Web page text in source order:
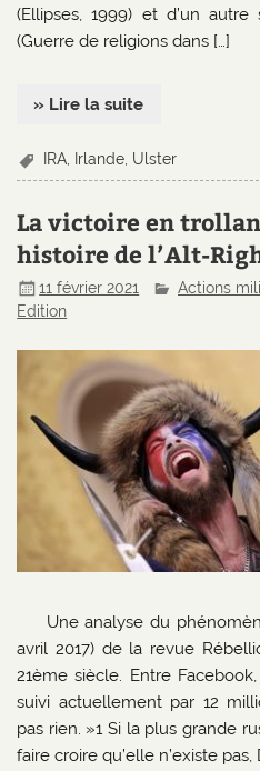
(Ellipses, 1999) et d’un
(Guerre de religions dans […]
» Lire la suite
IRA Irlande Ulster
La victoire en
histoire de l’Alt-
11 février 2021 Actions
Edition
Une analyse du
avril 2017) de la revue
21ème siècle. Entre
suivi actuellement par 12
pas rien. »1 Si la plus grande
faire croire qu’elle n’existe